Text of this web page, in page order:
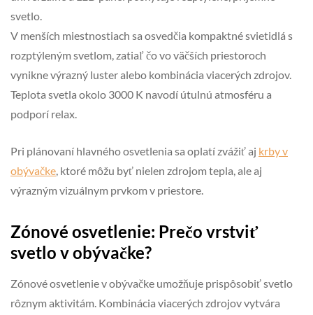
svetlo.
V menších miestnostiach sa osvedčia kompaktné svietidlá s
rozptýleným svetlom, zatiaľ čo vo väčších priestoroch
vynikne výrazný luster alebo kombinácia viacerých zdrojov.
Teplota svetla okolo 3000 K navodí útulnú atmosféru a
podporí relax.
Pri plánovaní hlavného osvetlenia sa oplatí zvážiť aj krby v
obývačke, ktoré môžu byť nielen zdrojom tepla, ale aj
výrazným vizuálnym prvkom v priestore.
Zónové osvetlenie: Prečo vrstviť
svetlo v obývačke?
Zónové osvetlenie v obývačke umožňuje prispôsobiť svetlo
rôznym aktivitám. Kombinácia viacerých zdrojov vytvára